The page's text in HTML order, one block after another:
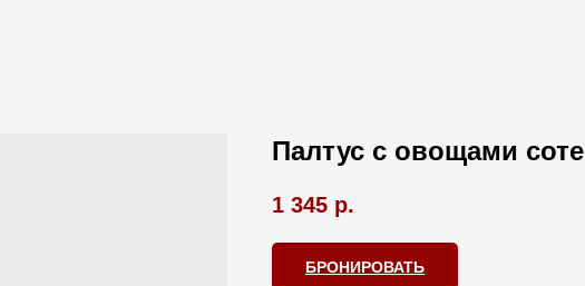
Палтус с овощами соте
1 345 р.
БРОНИРОВАТЬ